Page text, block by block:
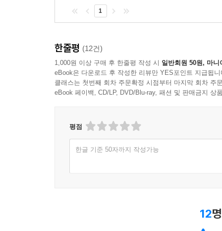
1
한줄평 (12건)
1,000원 이상 구매 후 한줄평 작성 시 일반회원 50원, 마니
eBook은 다운로드 후 작성한 리뷰만 YES포인트 지급됩니
클래스는 첫번째 회차 주문확정 시점부터 마지막 회차 주
eBook 페이백, CD/LP, DVD/Blu-ray, 패션 및 판매금지 상
평점
한글 기준 50자까지 작성가능
12